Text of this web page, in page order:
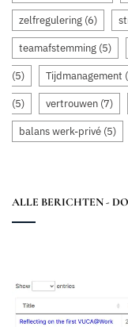
zelfregulering (6)
teamafstemming (5)
(5) Tijdmanagement
(5) vertrouwen (7)
balans werk-privé (5)
ALLE BERICHTEN -